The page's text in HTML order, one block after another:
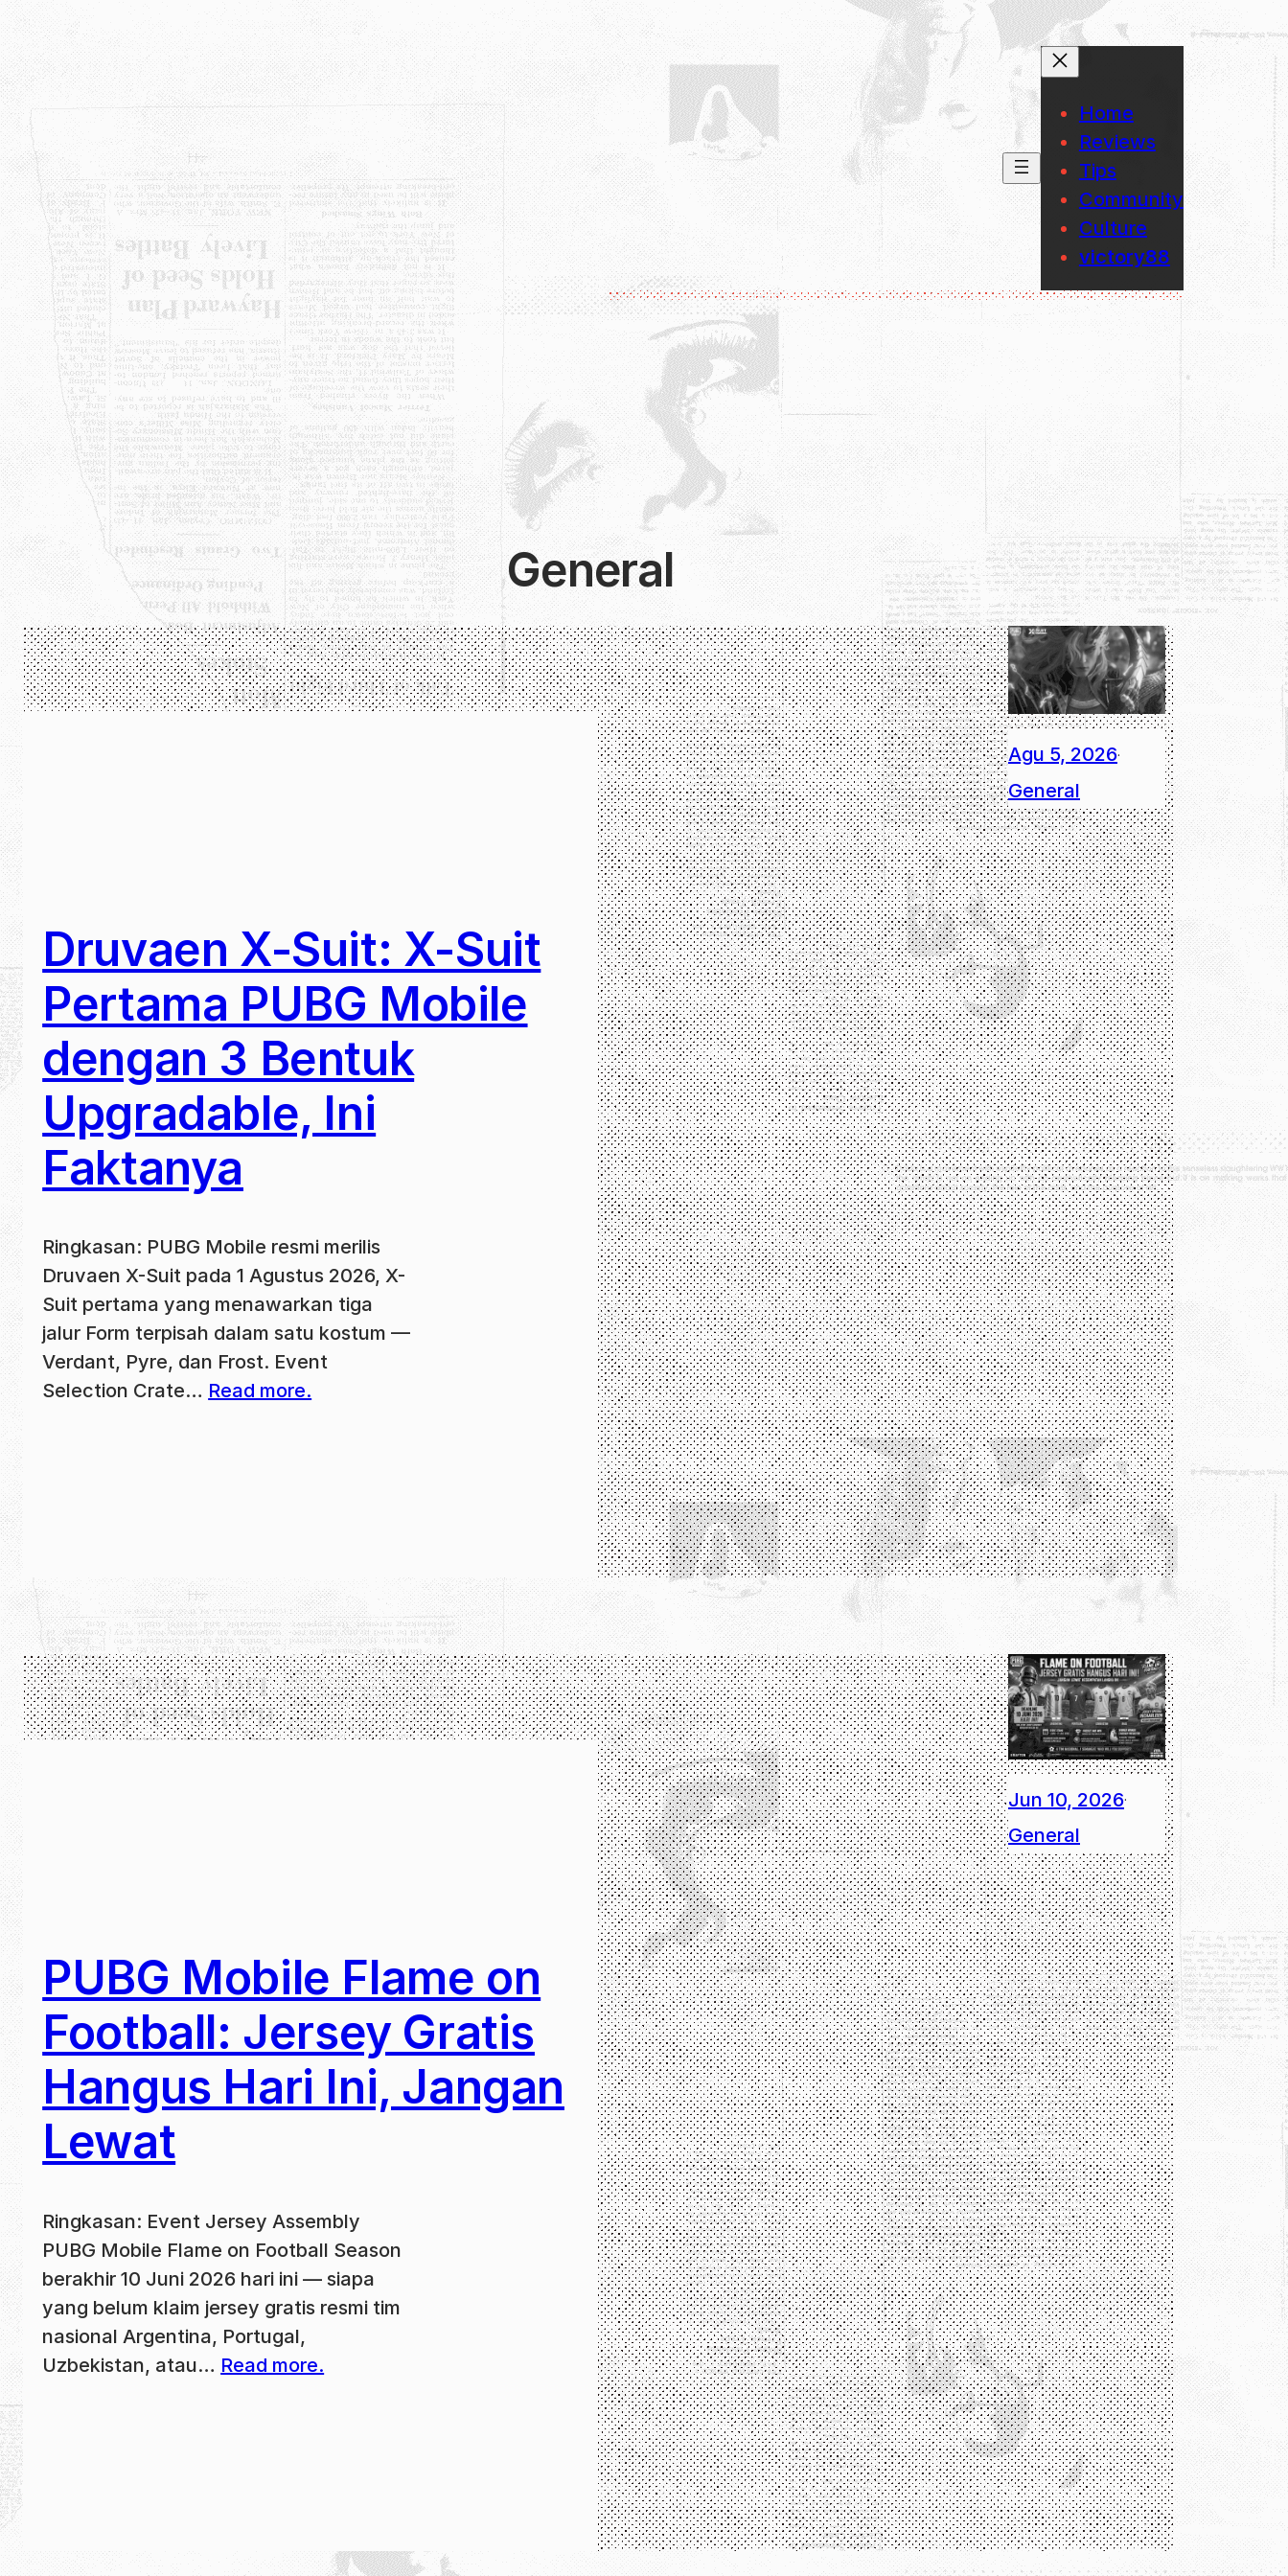
Lewati
konten
Home
Reviews
Tips
Community
Culture
victory88
General
Druvaen X-Suit: X-Suit
Pertama PUBG Mobile
dengan 3 Bentuk
Upgradable, Ini
Faktanya
Ringkasan: PUBG Mobile resmi merilis
Druvaen X-Suit pada 1 Agustus 2026, X-
Suit pertama yang menawarkan tiga
jalur Form terpisah dalam satu kostum —
Verdant, Pyre, dan Frost. Event
Selection Crate… Read more.
Agu 5, 2026·
General
PUBG Mobile Flame on
Football: Jersey Gratis
Hangus Hari Ini, Jangan
Lewat
Ringkasan: Event Jersey Assembly
PUBG Mobile Flame on Football Season
berakhir 10 Juni 2026 hari ini — siapa
yang belum klaim jersey gratis resmi tim
nasional Argentina, Portugal,
Uzbekistan, atau… Read more.
Jun 10, 2026·
General